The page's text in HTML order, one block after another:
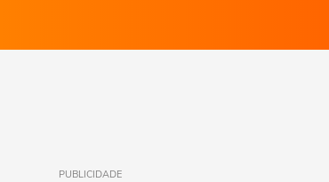
PUBLICIDADE